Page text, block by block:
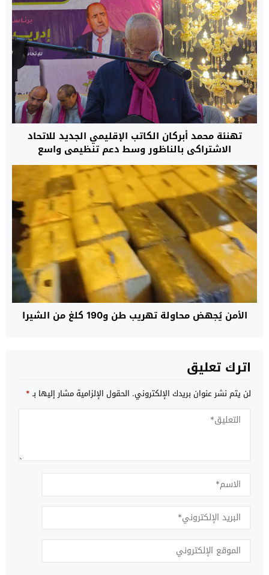
تهنئة محمد أبركان الكاتب الإقليمي الجديد للاتحاد
الاشتراكي بالناظور وسط دعم تنظيمي واسع
الأمن يُجهض محاولة تهريب طن و190 كلغ من الشيرا
اترك تعليق
لن يتم نشر عنوان بريدك الإلكتروني. الحقول الإلزامية مشار إليها بـ*